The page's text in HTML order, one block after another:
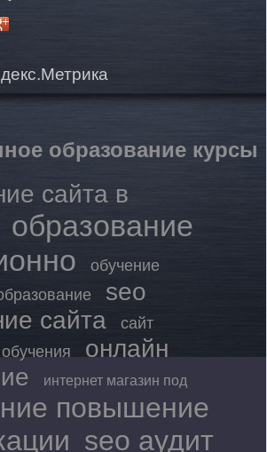
образование курсы
сайта в
образование
обучение
seo
сайта
сайт
онлайн
интернет магазин под
повышение
seo аудит